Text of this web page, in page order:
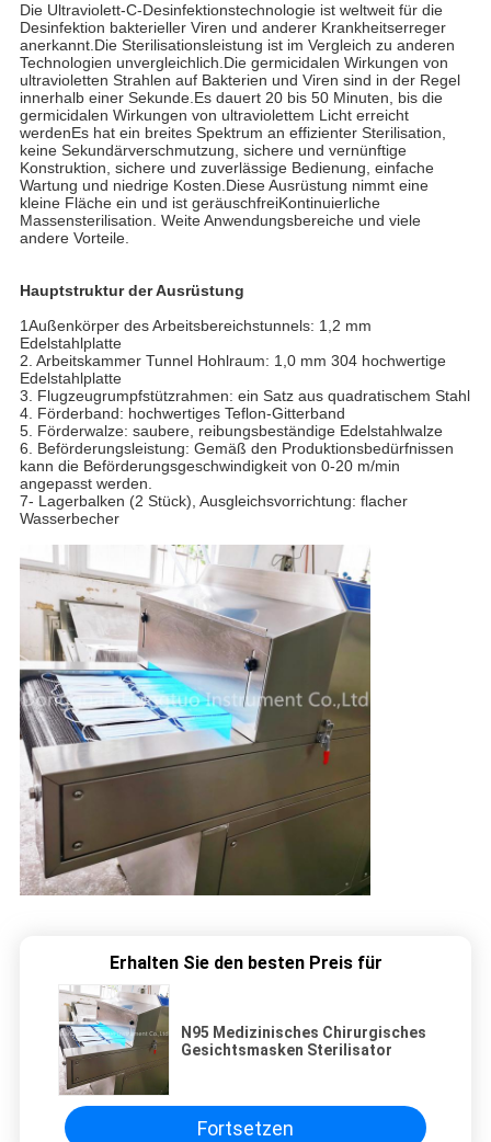
Die Ultraviolett-C-Desinfektionstechnologie ist weltweit für die
Desinfektion bakterieller Viren und anderer Krankheitserreger
anerkannt.Die Sterilisationsleistung ist im Vergleich zu anderen
Technologien unvergleichlich.Die germicidalen Wirkungen von
ultravioletten Strahlen auf Bakterien und Viren sind in der Regel
innerhalb einer Sekunde.Es dauert 20 bis 50 Minuten, bis die
germicidalen Wirkungen von ultraviolettem Licht erreicht
werdenEs hat ein breites Spektrum an effizienter Sterilisation,
keine Sekundärverschmutzung, sichere und vernünftige
Konstruktion, sichere und zuverlässige Bedienung, einfache
Wartung und niedrige Kosten.Diese Ausrüstung nimmt eine
kleine Fläche ein und ist geräuschfreiKontinuierliche
Massensterilisation. Weite Anwendungsbereiche und viele
andere Vorteile.
Hauptstruktur der Ausrüstung
1Außenkörper des Arbeitsbereichstunnels: 1,2 mm
Edelstahlplatte
2. Arbeitskammer Tunnel Hohlraum: 1,0 mm 304 hochwertige
Edelstahlplatte
3. Flugzeugrumpfstützrahmen: ein Satz aus quadratischem Stahl
4. Förderband: hochwertiges Teflon-Gitterband
5. Förderwalze: saubere, reibungsbeständige Edelstahlwalze
6. Beförderungsleistung: Gemäß den Produktionsbedürfnissen
kann die Beförderungsgeschwindigkeit von 0-20 m/min
angepasst werden.
7- Lagerbalken (2 Stück), Ausgleichsvorrichtung: flacher
Wasserbecher
Erhalten Sie den besten Preis für
N95 Medizinisches Chirurgisches
Gesichtsmasken Sterilisator
Fortsetzen